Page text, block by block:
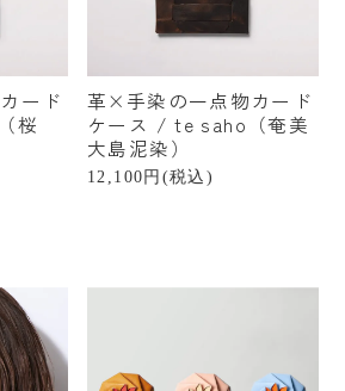
ード
桜
革×手染の一点物カード
ケース / te saho（奄美
大島泥染）
12,100円(税込)